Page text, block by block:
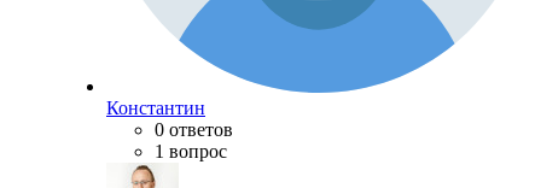
Константин
0 ответов
1 вопрос